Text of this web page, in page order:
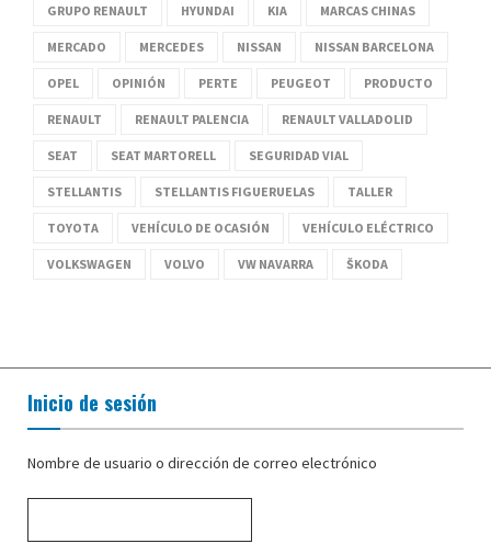
GRUPO RENAULT HYUNDAI KIA MARCAS CHINAS
MERCADO MERCEDES NISSAN NISSAN BARCELONA
OPEL OPINIÓN PERTE PEUGEOT PRODUCTO
RENAULT RENAULT PALENCIA RENAULT VALLADOLID
SEAT SEAT MARTORELL SEGURIDAD VIAL
STELLANTIS STELLANTIS FIGUERUELAS TALLER
TOYOTA VEHÍCULO DE OCASIÓN VEHÍCULO ELÉCTRICO
VOLKSWAGEN VOLVO VW NAVARRA ŠKODA
Inicio de sesión
Nombre de usuario o dirección de correo electrónico